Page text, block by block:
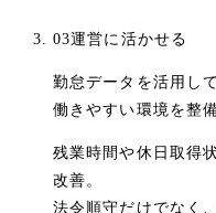
03運営に活かせる
勤怠データを活用して
働きやすい環境を整
残業時間や休日取得
改善。
法令順守だけでなく